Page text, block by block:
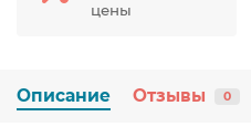
цены
Описание Отзывы 0